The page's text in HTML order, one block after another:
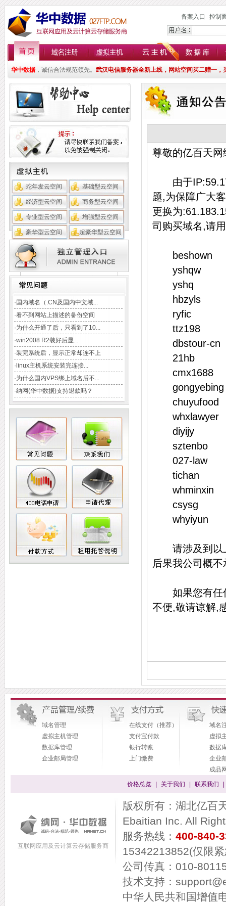
备案入口 控制
华中数据 ，诚信合法规范领先。 武汉电信服务器全新上线，网站空间买二赠一，
蛇年发云空间 基础型云空间
经济型云空间 商务型云空间
专业型云空间 增强型云空间
豪华型云空间 超豪华型云空间
TAG: 域名注册
· 国内域名（.CN及国内中文域...
·看不到网站上描述的备份空间
·为什么开通了后，只看到了10...
·win2008 R2装好后显...
·装完系统后，显示正常却连不上
· linux主机系统安装完连接...
·为什么国内VPS绑上域名后不...
·纳网(华中数据)支持退款吗？
尊敬的亿百天
由于
题,为保障广大
更换为
司购买域名,请
beshown
yshqw
yshq
hbzyls
ryfic
ttz198
dbstour-cn
21hb
cmx1688
gongyebing
chuyufood
whxlawyer
diyijy
sztenbo
027-law
tichan
whminxin
csysg
whyiyun
请涉及到以上
后果我公司概
如果您有任何
不便,敬请谅解,
域名管理
虚拟主机管理
数据库管理
企业邮局管理
在线支付（推荐）
支付宝付款
银行转账
上门缴费
域名
虚拟
数据
企业
成品
价格总览 关于我们 联系我们
互联网应用及云计算云存储服务商
版权所有：湖北亿百
Ebaitian Inc. All
服务热线： 400-840-
15342213852(仅限
公司传真：010-
技术支持：
中华人民共和国增值